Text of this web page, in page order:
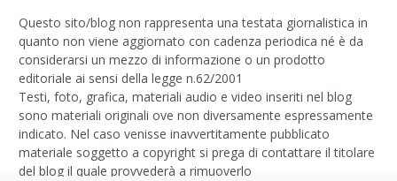
Questo sito/blog non rappresenta una testata giornalistica in
quanto non viene aggiornato con cadenza periodica né è da
considerarsi un mezzo di informazione o un prodotto
editoriale ai sensi della legge n.62/2001
Testi, foto, grafica, materiali audio e video inseriti nel blog
sono materiali originali ove non diversamente espressamente
indicato. Nel caso venisse inavvertitamente pubblicato
materiale soggetto a copyright si prega di contattare il titolare
del blog il quale provvederà a rimuoverlo